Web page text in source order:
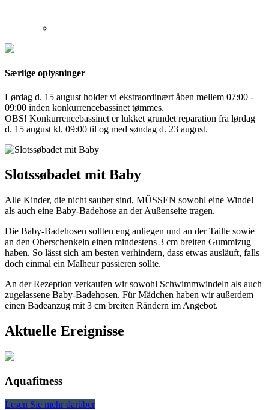
Særlige oplysninger
Lørdag d. 15 august holder vi ekstraordinært åben mellem 07:00 -
09:00 inden konkurrencebassinet tømmes.
OBS! Konkurrencebassinet er lukket grundet reparation fra lørdag
d. 15 august kl. 09:00 til og med søndag d. 23 august.
Slotssøbadet mit Baby
Alle Kinder, die nicht sauber sind, MÜSSEN sowohl eine Windel
als auch eine Baby-Badehose an der Außenseite tragen.
Die Baby-Badehosen sollten eng anliegen und an der Taille sowie
an den Oberschenkeln einen mindestens 3 cm breiten Gummizug
haben. So lässt sich am besten verhindern, dass etwas ausläuft, falls
doch einmal ein Malheur passieren sollte.
An der Rezeption verkaufen wir sowohl Schwimmwindeln als auch
zugelassene Baby-Badehosen. Für Mädchen haben wir außerdem
einen Badeanzug mit 3 cm breiten Rändern im Angebot.
Aktuelle Ereignisse
Aquafitness
Lesen Sie mehr darüber